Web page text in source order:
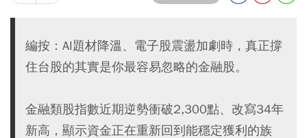
編按：AI題材降溫、電子股震盪加劇時，真正撐
住台股的其實是你最容易忽略的金融股。
金融類股指數近期逆勢衝破2,300點、改寫34年
新高，顯示資金正在重新回到能穩定獲利的族